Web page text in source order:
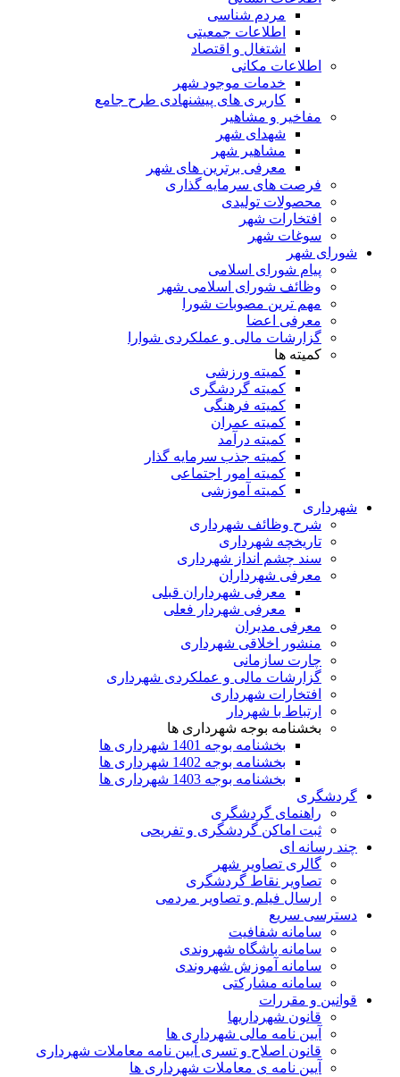
مردم شناسی
اطلاعات جمعیتی
اشتغال و اقتصاد
اطلاعات مکانی
خدمات موجود شهر
کاربری های پیشنهادی طرح جامع
مفاخیر و مشاهیر
شهدای شهر
مشاهیر شهر
معرفی برترین های شهر
فرصت های سرمایه گذاری
محصولات تولیدی
افتخارات شهر
سوغات شهر
شورای شهر
پیام شورای اسلامی
وظائف شورای اسلامی شهر
مهم ترین مصوبات شورا
معرفی اعضا
گزارشات مالی و عملکردی شوارا
کمیته ها
کمیته ورزشی
کمیته گردشگری
کمیته فرهنگی
کمیته عمران
کمیته درآمد
کمیته جذب سرمایه گذار
کمیته امور اجتماعی
کمیته آموزشی
شهرداری
شرح وظائف شهرداری
تاریخچه شهرداری
سند چشم انداز شهرداری
معرفی شهرداران
معرفی شهرداران قبلی
معرفی شهردار فعلی
معرفی مدیران
منشور اخلاقی شهرداری
چارت سازمانی
گزارشات مالی و عملکردی شهرداری
افتخارات شهرداری
ارتباط با شهردار
بخشنامه بوجه شهرداری ها
بخشنامه بوجه 1401 شهرداری ها
بخشنامه بوجه 1402 شهرداری ها
بخشنامه بوجه 1403 شهرداری ها
گردشگری
راهنمای گردشگری
ثبت اماکن گردشگری و تفریحی
چند رسانه ای
گالری تصاویر شهر
تصاویر نقاط گردشگری
ارسال فیلم و تصاویر مردمی
دسترسی سریع
سامانه شفافیت
سامانه باشگاه شهروندی
سامانه آموزش شهروندی
سامانه مشارکتی
قوانین و مقررات
قانون شهرداریها
آیین نامه مالی شهرداری ها
قانون اصلاح و تسری آیین نامه معاملات شهرداری
آیین نامه ی معاملات شهرداری ها